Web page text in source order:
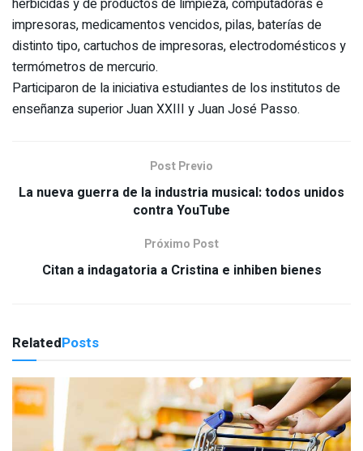
herbicidas y de productos de limpieza, computadoras e
impresoras, medicamentos vencidos, pilas, baterías de
distinto tipo, cartuchos de impresoras, electrodomésticos y
termómetros de mercurio.
Participaron de la iniciativa estudiantes de los institutos de
enseñanza superior Juan XXIII y Juan José Passo.
Post Previo
La nueva guerra de la industria musical: todos unidos
contra YouTube
Próximo Post
Citan a indagatoria a Cristina e inhiben bienes
RelatedPosts